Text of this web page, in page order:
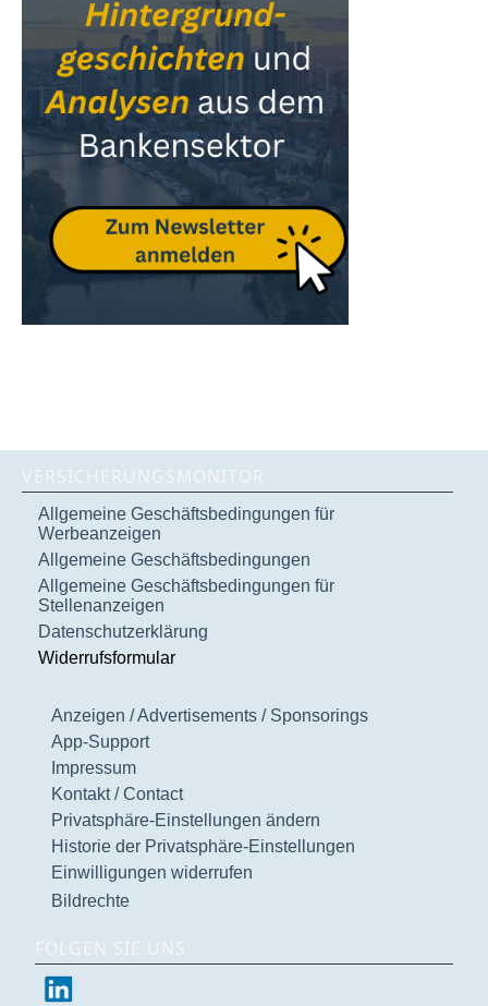
VERSICHERUNGSMONITOR
Allgemeine Geschäftsbedingungen für
Werbeanzeigen
Allgemeine Geschäftsbedingungen
Allgemeine Geschäftsbedingungen für
Stellenanzeigen
Datenschutzerklärung
Widerrufsformular
Anzeigen / Advertisements / Sponsorings
App-Support
Impressum
Kontakt / Contact
Privatsphäre-Einstellungen ändern
Historie der Privatsphäre-Einstellungen
Einwilligungen widerrufen
Bildrechte
FOLGEN SIE UNS